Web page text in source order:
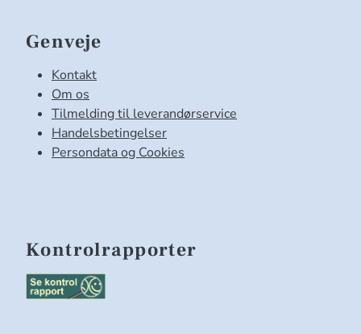
Genveje
Kontakt
Om os
Tilmelding til leverandørservice
Handelsbetingelser
Persondata og Cookies
Kontrolrapporter